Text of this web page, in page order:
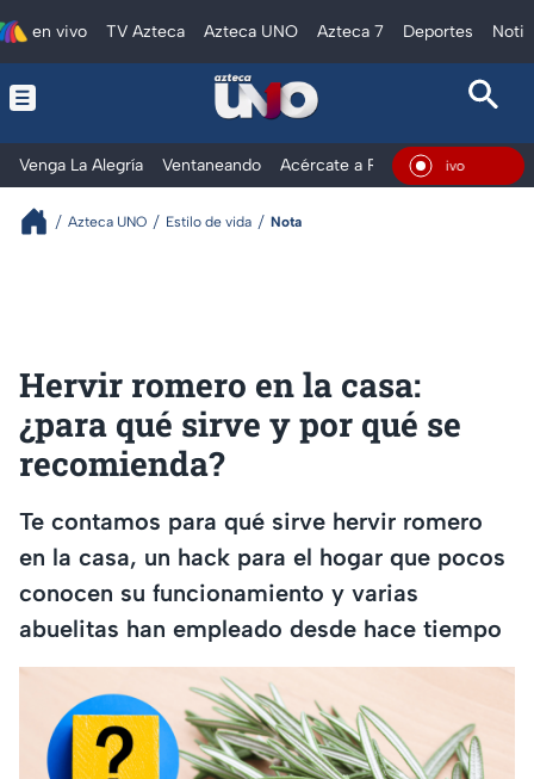
en vivo TV Azteca Azteca UNO Azteca 7 Deportes
Venga La Alegría Ventaneando Acércate a Rocío Al Extremo
En Vivo
Azteca UNO Estilo de vida Nota
Hervir romero en la casa:
¿para qué sirve y por qué se
recomienda?
Te contamos para qué sirve hervir romero
en la casa, un hack para el hogar que pocos
conocen su funcionamiento y varias
abuelitas han empleado desde hace tiempo